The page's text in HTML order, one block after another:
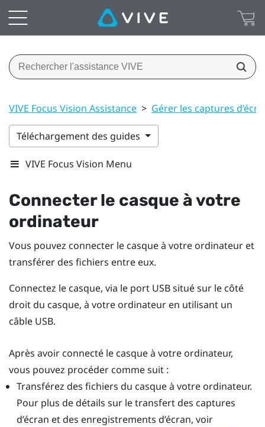
VIVE Focus Vision Assistance > Gérer les captures
Téléchargement des guides
VIVE Focus Vision Menu
Connecter le casque à votre
ordinateur
Vous pouvez connecter le casque à votre ordinateur et
transférer des fichiers entre eux.
Connectez le casque, via le port USB situé sur le côté
droit du casque, à votre ordinateur en utilisant un
câble USB.
Après avoir connecté le casque à votre ordinateur,
vous pouvez procéder comme suit :
Transférez des fichiers du casque à votre ordinateur.
Pour plus de détails sur le transfert des captures
d’écran et des enregistrements d’écran, voir